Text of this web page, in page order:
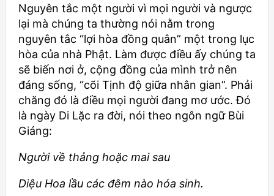
Nguyên tắc một người vì mọi người và ngược
lại mà chúng ta thường nói nằm trong
nguyên tắc “lợi hòa đồng quân” một trong lục
hòa của nhà Phật. Làm được điều ấy chúng ta
sẽ biến nơi ở, cộng đồng của mình trở nên
đáng sống, “cõi Tịnh độ giữa nhân gian”. Phải
chăng đó là điều mọi người đang mơ ước. Đó
là ngày Di Lặc ra đời, nói theo ngôn ngữ Bùi
Giáng:
Người về thảng hoặc mai sau
Diệu Hoa lầu các đêm nào hóa sinh.